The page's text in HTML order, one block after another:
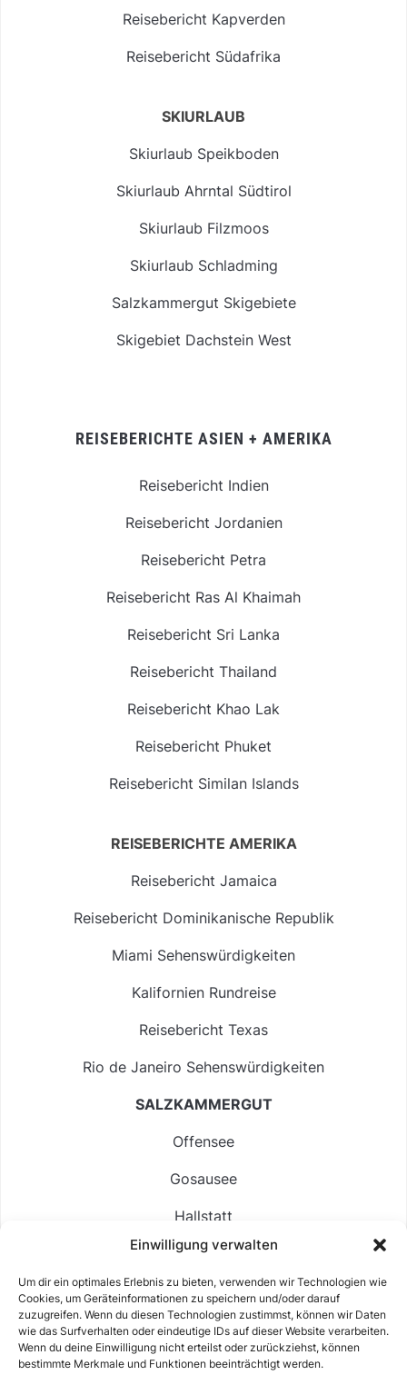
Einwilligung verwalten
Um dir ein optimales Erlebnis zu bieten, verwenden wir Technologien wie
Cookies, um Geräteinformationen zu speichern und/oder darauf
zuzugreifen. Wenn du diesen Technologien zustimmst, können wir Daten
wie das Surfverhalten oder eindeutige IDs auf dieser Website verarbeiten.
Wenn du deine Einwilligung nicht erteilst oder zurückziehst, können
bestimmte Merkmale und Funktionen beeinträchtigt werden.
Reisebericht Kapverden
Reisebericht Südafrika
SKIURLAUB
Skiurlaub Speikboden
Skiurlaub Ahrntal Südtirol
Skiurlaub Filzmoos
Skiurlaub Schladming
Salzkammergut Skigebiete
Skigebiet Dachstein West
REISEBERICHTE ASIEN + AMERIKA
Reisebericht Indien
Reisebericht Jordanien
Reisebericht Petra
Reisebericht Ras Al Khaimah
Reisebericht Sri Lanka
Reisebericht Thailand
Reisebericht Khao Lak
Reisebericht Phuket
Reisebericht Similan Islands
REISEBERICHTE AMERIKA
Reisebericht Jamaica
Reisebericht Dominikanische Republik
Miami Sehenswürdigkeiten
Kalifornien Rundreise
Reisebericht Texas
Rio de Janeiro Sehenswürdigkeiten
SALZKAMMERGUT
Offensee
Gosausee
Hallstatt
Langbathsee
Altausseer See
Hintersee